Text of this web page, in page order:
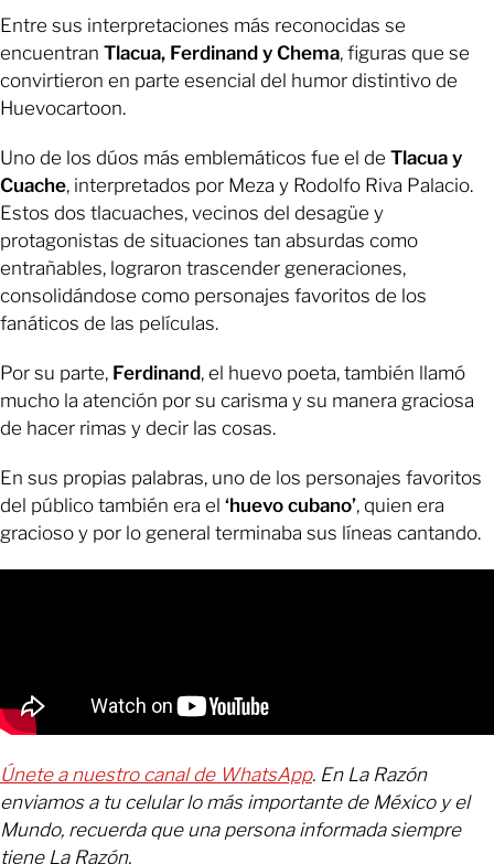
Entre sus interpretaciones más reconocidas se
encuentran Tlacua, Ferdinand y Chema, figuras que se
convirtieron en parte esencial del humor distintivo de
Huevocartoon.
Uno de los dúos más emblemáticos fue el de Tlacua y
Cuache, interpretados por Meza y Rodolfo Riva Palacio.
Estos dos tlacuaches, vecinos del desagüe y
protagonistas de situaciones tan absurdas como
entrañables, lograron trascender generaciones,
consolidándose como personajes favoritos de los
fanáticos de las películas.
Por su parte, Ferdinand, el huevo poeta, también llamó
mucho la atención por su carisma y su manera graciosa
de hacer rimas y decir las cosas.
En sus propias palabras, uno de los personajes favoritos
del público también era el ‘huevo cubano’, quien era
gracioso y por lo general terminaba sus líneas cantando.
Únete a nuestro canal de WhatsApp. En La Razón
enviamos a tu celular lo más importante de México y el
Mundo, recuerda que una persona informada siempre
tiene La Razón.